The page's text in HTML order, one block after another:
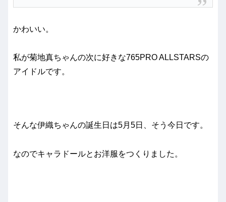
かわいい。
私が菊地真ちゃんの次に好きな765PRO ALLSTARSの
アイドルです。
そんな伊織ちゃんの誕生日は5月5日、そう今日です。
なのでキャラドールとお洋服をつくりました。